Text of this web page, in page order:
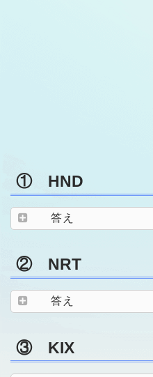
① HND
答え
② NRT
答え
③ KIX